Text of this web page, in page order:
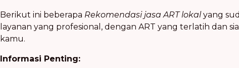
Berikut ini beberapa Rekomendasi jasa ART lokalyang
layanan yang profesional, dengan ART yang terlatih dan
kamu.
Informasi Penting: